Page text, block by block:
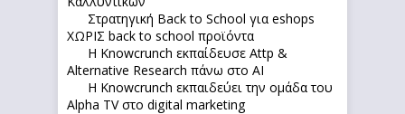
Στρατηγική Back to School για eshops
ΧΩΡΙΣ back to school προϊόντα
Η Knowcrunch εκπαίδευσε Attp &
Alternative Research πάνω στο ΑΙ
Η Knowcrunch εκπαιδεύει την ομάδα του
Alpha TV στο digital marketing